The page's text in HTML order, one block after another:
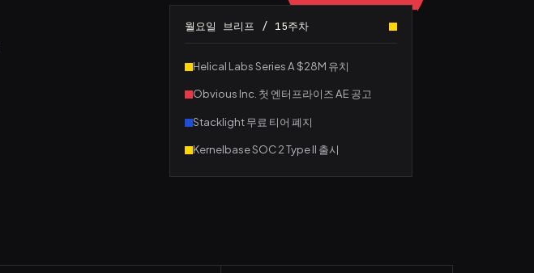
월요일 브리프 / 15주차
Helical Labs Series A $28M 유치
Obvious Inc. 첫 엔터프라이즈 AE 공고
Stacklight 무료 티어 폐지
Kernelbase SOC 2 Type II 출시